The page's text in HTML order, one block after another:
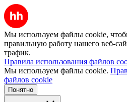
Мы используем файлы cookie,
правильную работу нашего веб-
трафик.
Правила использования файлов
Мы используем файлы cookie.
файлов cookie
Понятно